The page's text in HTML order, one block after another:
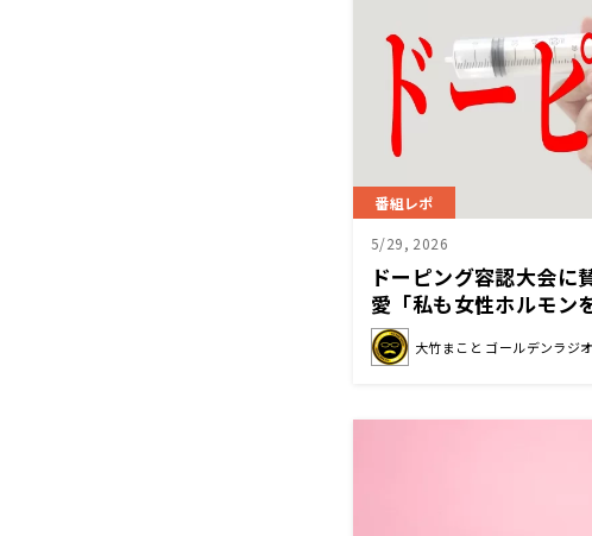
番組レポ
5/29, 2026
ドーピング容認大会
愛「私も女性ホルモン
で、ドーピングしてます
大竹まこと ゴールデンラジ